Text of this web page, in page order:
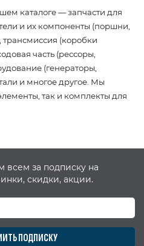
каталоге — запчасти для
и их компоненты (поршни,
трансмиссия (коробки
часть (рессоры,
(генераторы,
и многое другое. Мы
так и комплекты для
всем за подписку на
скидки, акции.
ПОДПИСКУ